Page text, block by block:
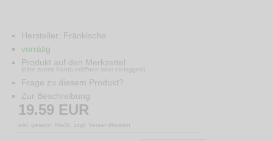
Hersteller: Fränkische
vorrätig
Produkt auf den Merkzettel
(bitte zuerst Konto eröffnen oder einloggen)
Frage zu diesem Produkt?
Zur Beschreibung
19.59 EUR
inkl. gesetzl. MwSt. zzgl. Versandkosten